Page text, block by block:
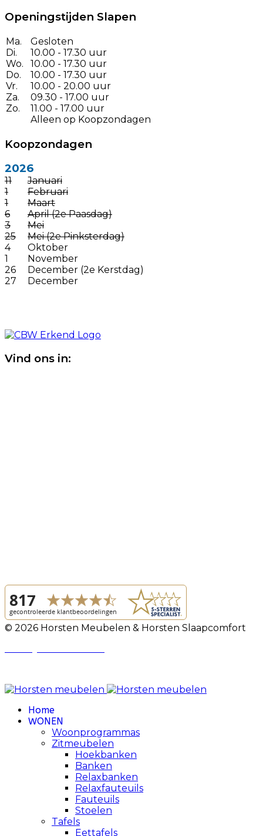
Openingstijden Slapen
Ma.
Di.
Wo.
Do.
Vr.
Za.
Zo.
Gesloten
10.00 - 17.30 uur
10.00 - 17.30 uur
10.00 - 17.30 uur
10.00 - 20.00 uur
09.30 - 17.00 uur
11.00 - 17.00 uur
Alleen op Koopzondagen
Koopzondagen
2026
11
Januari
1
Februari
1
Maart
6
April (2e Paasdag)
3
Mei
25
Mei (2e Pinksterdag)
4
Oktober
1
November
26
December (2e Kerstdag)
27
December
Vind ons in:
© 2026 Horsten Meubelen & Horsten Slaapcomfort
Home
WONEN
Woonprogrammas
Zitmeubelen
Hoekbanken
Banken
Relaxbanken
Relaxfauteuils
Fauteuils
Stoelen
Tafels
Eettafels